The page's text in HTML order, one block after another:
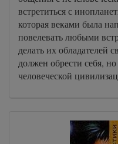
NIVEN - Podarok 25 60
NIVEN - Podarok 26 60
NIVEN - Podarok 27 60
NIVEN - Podarok 28 60
NIVEN - Podarok 31 60
встретиться с
которая веками была
повелевать любыми
делать их обладателей
должен обрести себя,
человеческой